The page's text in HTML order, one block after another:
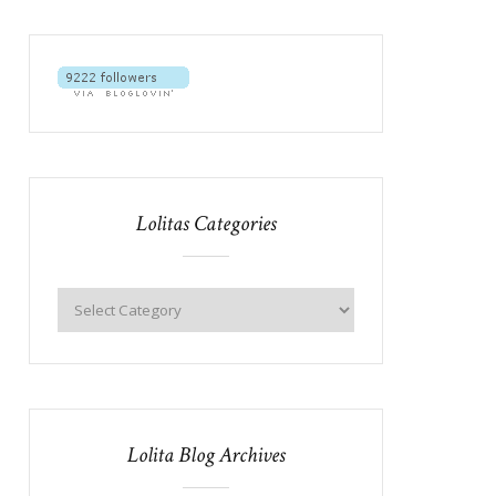
Lolitas Categories
Lolita Blog Archives